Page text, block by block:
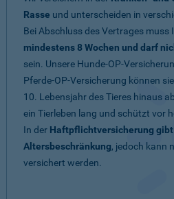
Rasse und unterscheiden in
Bei Abschluss des Vertrages muss
mindestens 8 Wochen und darf
sein. Unsere Hunde-OP-
Pferde-OP-Versicherung können
10. Lebensjahr des Tieres hinaus
ein Tierleben lang und schützt vor
In der Haftpflichtversicherung gibt
Altersbeschränkung, jedoch kann
versichert werden.